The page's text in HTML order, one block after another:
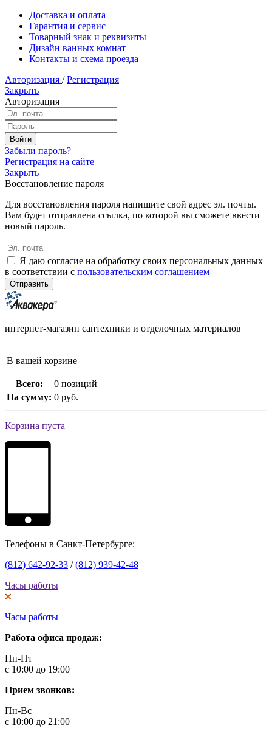
Доставка и оплата
Гарантия и сервис
Товарный знак и реквизиты
Дизайн ванных комнат
Контакты и схема проезда
Авторизация / Регистрация
Закрыть
Авторизация
Забыли пароль?
Регистрация на сайте
Закрыть
Восстановление пароля
Для восстановления пароля напишите свой адрес эл. почты.
Вам будет отправлена ссылка, по которой вы сможете ввести
новый пароль.
Я даю согласие на обработку своих персональных данных
в соответствии с пользовательским соглашением
интернет-магазин сантехники и отделочных материалов
В вашей корзине
Всего:
0 позиций
На сумму: 0 руб.
Корзина пуста
Телефоны в Санкт-Петербурге:
(812) 642-92-33 /(812) 939-42-48
Часы работы
Часы работы
Работа офиса продаж:
Пн-Пт
с 10:00 до 19:00
Прием звонков:
Пн-Вс
с 10:00 до 21:00